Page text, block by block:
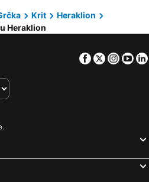
Krit
Heraklion
Heraklion
Facebook
Twitter